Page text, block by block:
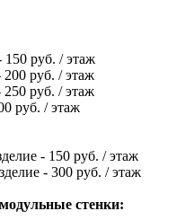
руб. / этаж
руб. / этаж
руб. / этаж
руб. / этаж
- 150 руб. / этаж
- 300 руб. / этаж
стенки: